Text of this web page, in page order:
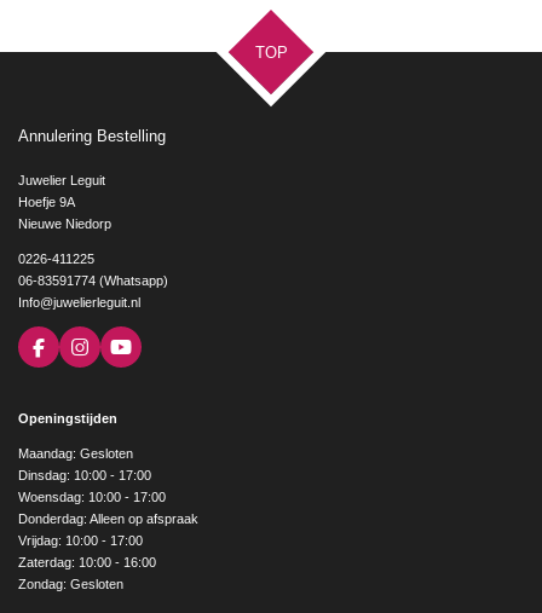
TOP
Annulering Bestelling
Juwelier Leguit
Hoefje 9A
Nieuwe Niedorp
0226-411225
06-83591774 (Whatsapp)
Info@juwelierleguit.nl
F
a
b
o
k
I
n
a
g
r
a
m
Y
o
e
Openingstijden
Maandag: Gesloten
Dinsdag: 10:00 - 17:00
Woensdag: 10:00 - 17:00
Donderdag: Alleen op afspraak
Vrijdag: 10:00 - 17:00
Zaterdag: 10:00 - 16:00
Zondag: Gesloten